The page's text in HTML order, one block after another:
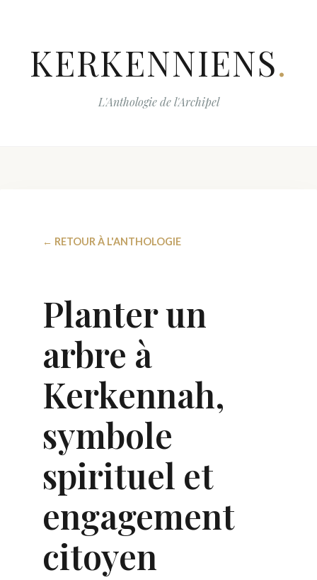
KERKENNIENS.
L'Anthologie de l'Archipel
← RETOUR À L'ANTHOLOGIE
Planter un
arbre à
Kerkennah,
symbole
spirituel et
engagement
citoyen